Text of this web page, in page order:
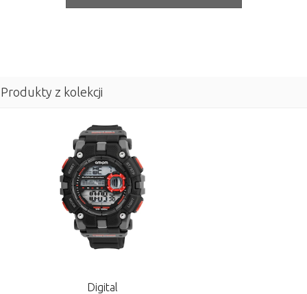
Produkty z kolekcji
Digital